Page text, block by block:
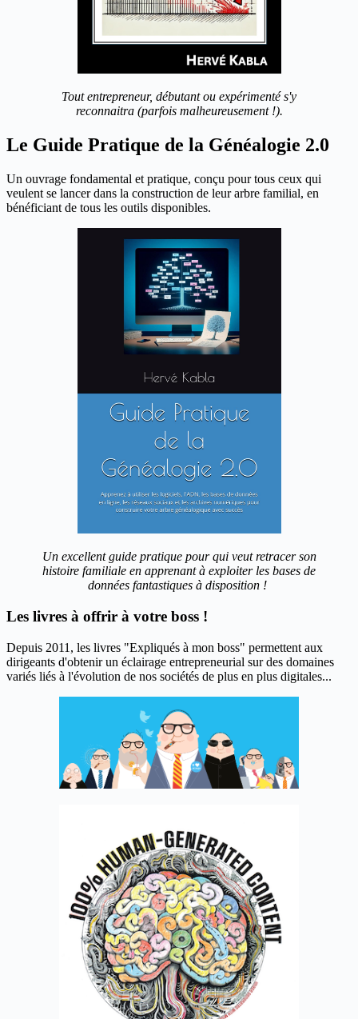
Tout entrepreneur, débutant ou expérimenté s'y
reconnaitra (parfois malheureusement !).
Le Guide Pratique de la Généalogie 2.0
Un ouvrage fondamental et pratique, conçu pour tous ceux qui
veulent se lancer dans la construction de leur arbre familial, en
bénéficiant de tous les outils disponibles.
Un excellent guide pratique pour qui veut retracer son
histoire familiale en apprenant à exploiter les bases de
données fantastiques à disposition !
Les livres à offrir à votre boss !
Depuis 2011, les livres "Expliqués à mon boss" permettent aux
dirigeants d'obtenir un éclairage entrepreneurial sur des domaines
variés liés à l'évolution de nos sociétés de plus en plus digitales...